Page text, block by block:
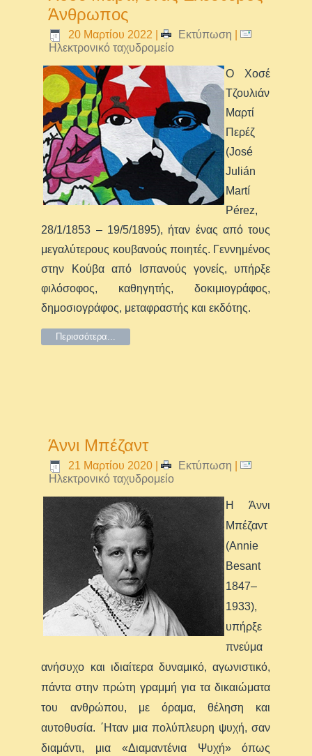
Άνθρωπος
20 Μαρτίου 2022 | Εκτύπωση
Ηλεκτρονικό ταχυδρομείο
Ο Χοσέ
Τζουλιάν
Μαρτί
Περέζ
(José
Julián
Martí
Pérez,
28/1/1853 – 19/5/1895), ήταν ένας από τους
μεγαλύτερους κουβανούς ποιητές. Γεννημένος
στην Κούβα από Ισπανούς γονείς, υπήρξε
φιλόσοφος, καθηγητής, δοκιμιογράφος,
δημοσιογράφος, μεταφραστής και εκδότης.
Περισσότερα...
Άννι Μπέζαντ
21 Μαρτίου 2020 | Εκτύπωση
Ηλεκτρονικό ταχυδρομείο
Η Άννι
Μπέζαντ
(Annie
Besant
1847–
1933),
υπήρξε
πνεύμα
ανήσυχο και ιδιαίτερα δυναμικό, αγωνιστικό,
πάντα στην πρώτη γραμμή για τα δικαιώματα
του ανθρώπου, με όραμα, θέληση και
αυτοθυσία. ΄Ηταν μια πολύπλευρη ψυχή, σαν
διαμάντι, μια «Διαμαντένια Ψυχή» όπως